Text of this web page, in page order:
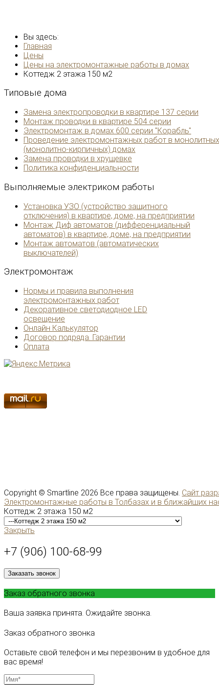
Вы здесь:
Главная
Цены
Цены на электромонтажные работы в домах
Коттедж 2 этажа 150 м2
Типовые дома
Замена электропроводки в квартире 137 серии
Монтаж проводки в квартире 504 серии
Электромонтаж в домах 600 серии "Корабль"
Проведение электромонтажных работ в монолитных
(монолитно-кирпичных) домах
Замена проводки в хрущевке
Политика конфиденциальности
Выполняемые электриком работы
Установка УЗО (устройство защитного
отключения) в квартире, доме, на предприятии
Монтаж Диф автоматов (дифференциальный
автоматов) в квартире, доме, на предприятии
Монтаж автоматов (автоматических
выключателей)
Электромонтаж
Нормы и правила выполнения
электромонтажных работ
Декоративное светодиодное LED
освещение
Онлайн Калькулятор
Договор подряда. Гарантии
Оплата
Copyright © Smartline 2026 Все права защищены. Сайт
Электромонтажные работы в Толбазах и в ближайших
Коттедж 2 этажа 150 м2
Закрыть
+7 (906) 100-68-99
Заказать звонок
Заказ обратного звонка
Ваша заявка принята. Ожидайте звонка.
Заказ обратного звонка
Оставьте свой телефон и мы перезвоним в удобное для
вас время!